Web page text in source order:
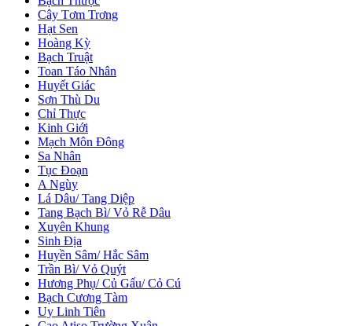
Cây Tơm Trơng
Hạt Sen
Hoàng Kỳ
Bạch Truật
Toan Táo Nhân
Huyết Giác
Sơn Thù Du
Chỉ Thực
Kinh Giới
Mạch Môn Đông
Sa Nhân
Tục Đoạn
A Ngùy
Lá Dâu/ Tang Diệp
Tang Bạch Bì/ Vỏ Rễ Dâu
Xuyên Khung
Sinh Địa
Huyền Sâm/ Hắc Sâm
Trần Bì/ Vỏ Quýt
Hương Phụ/ Củ Gấu/ Cỏ Cú
Bạch Cương Tàm
Uy Linh Tiên